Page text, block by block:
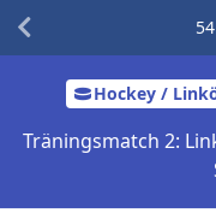
Hockey /
Träningsmatch 2:
54